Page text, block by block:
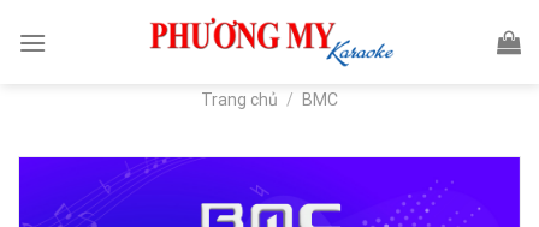
Trang chủ / BMC